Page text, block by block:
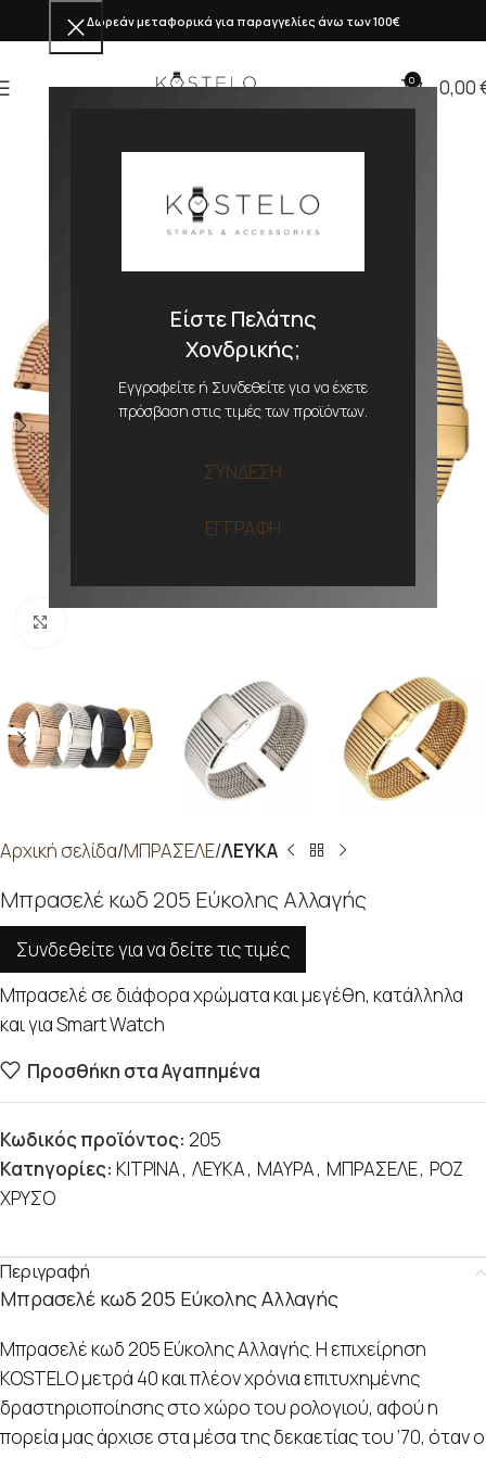
Είστε Πελάτης
Χονδρικής;
Εγγραφείτε ή Συνδεθείτε για να έχετε
πρόσβαση στις τιμές των προϊόντων.
ΣΥΝΔΕΣΗ
ΕΓΓΡΑΦΗ
Δωρεάν μεταφορικά για παραγγελίες άνω των 100€
0 0,00
Αρχική σελίδα ΜΠΡΑΣΕΛΕ ΛΕΥΚΑ
Μπρασελέ κωδ 205 Εύκολης Αλλαγής
Συνδεθείτε για να δείτε τις τιμές
Μπρασελέ σε διάφορα χρώματα και μεγέθη, κατάλληλα
και για Smart Watch
Προσθήκη στα Αγαπημένα
Κωδικός προϊόντος: 205
Κατηγορίες: ΚΙΤΡΙΝΑ, ΛΕΥΚΑ, ΜΑΥΡΑ, ΜΠΡΑΣΕΛΕ, ΡΟΖ
ΧΡΥΣΟ
Περιγραφή
Μπρασελέ κωδ 205 Εύκολης Αλλαγής
Μπρασελέ κωδ 205 Εύκολης Αλλαγής. Η επιχείρηση
KOSTELO μετρά 40 και πλέον χρόνια επιτυχημένης
δραστηριοποίησης στο χώρο του ρολογιού, αφού η
πορεία μας άρχισε στα μέσα της δεκαετίας του ’70, όταν ο